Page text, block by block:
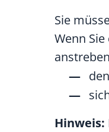
Sie
Wenn
Hinweis: